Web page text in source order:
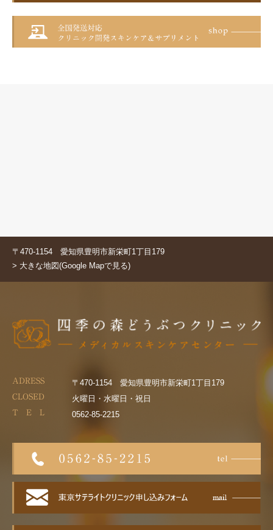
〒470-1154 愛知県豊明市新栄町1丁目179
> 大きな地図(Google Mapで見る)
ADRESS 〒470-1154 愛知県豊明市新栄町1丁目179
CLOSED 火曜日・水曜日・祝日
T E L 0562-85-2215